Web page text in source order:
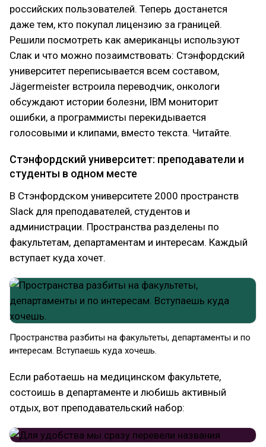
российских пользователей. Теперь достанется
даже тем, кто покупал лицензию за границей.
Решили посмотреть как американцы используют
Слак и что можно позаимствовать: Стэнфордский
университет переписывается всем составом,
Jägermeister встроила переводчик, онкологи
обсуждают истории болезни, IBM мониторит
ошибки, а программисты перекидывается
голосовыми и клипами, вместо текста. Читайте.
Стэнфордский университет: преподаватели и
студенты в одном месте
В Стэнфордском университете 2000 пространств
Slack для преподавателей, студентов и
администрации. Пространства разделены по
факультетам, департаментам и интересам. Каждый
вступает куда хочет.
Пространства разбиты на факультеты, департаменты и по
интересам. Вступаешь куда хочешь.
Если работаешь на медицинском факультете,
состоишь в департаменте и любишь активный
отдых, вот преподавательский набор: